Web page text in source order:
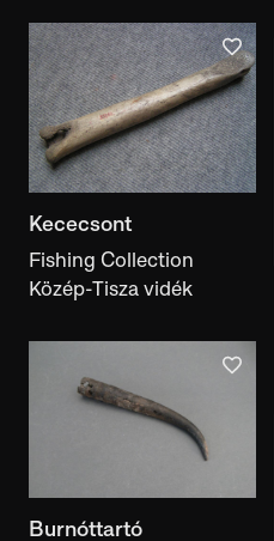
Kececsont
Fishing Collection
Közép-Tisza vidék
Burnóttartó